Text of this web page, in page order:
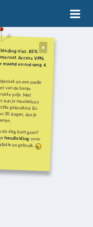
niet. 85%
Access VPN,
en ontvang 4
en een snelle
van de beste
prijs. Met
kun je moeiteloos
gebruiken! En
30 dagen, dus je
slag kunt gaan?
handleiding voor
en gebruik.